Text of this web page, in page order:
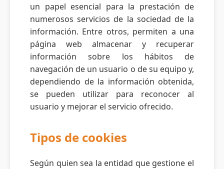
un papel esencial para la prestación de
numerosos servicios de la sociedad de la
información. Entre otros, permiten a una
página web almacenar y recuperar
información sobre los hábitos de
navegación de un usuario o de su equipo y,
dependiendo de la información obtenida,
se pueden utilizar para reconocer al
usuario y mejorar el servicio ofrecido.
Tipos de cookies
Según quien sea la entidad que gestione el